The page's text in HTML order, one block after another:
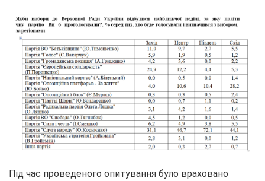
Під час проведеного опитування було враховано